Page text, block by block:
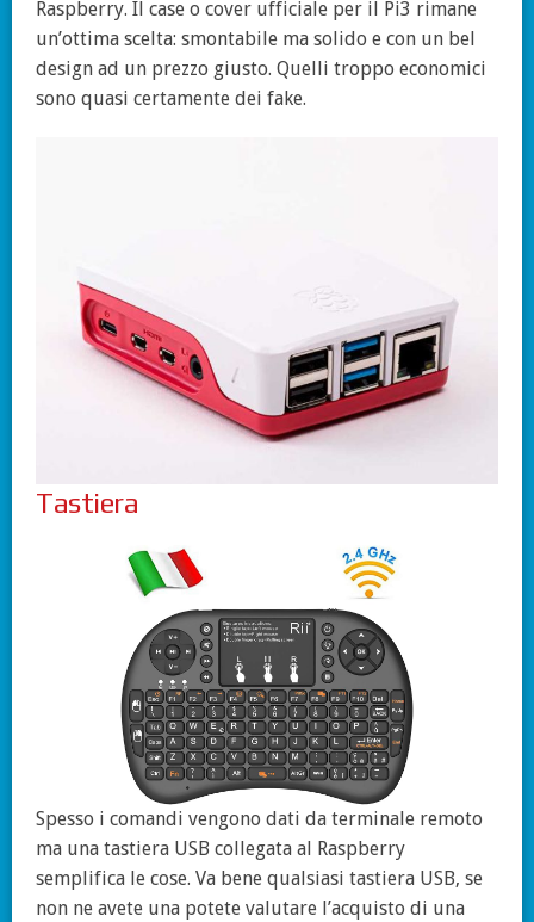
Raspberry. Il case o cover ufficiale per il Pi3 rimane
un’ottima scelta: smontabile ma solido e con un bel
design ad un prezzo giusto. Quelli troppo economici
sono quasi certamente dei fake.
Tastiera
Spesso i comandi vengono dati da terminale remoto
ma una tastiera USB collegata al Raspberry
semplifica le cose. Va bene qualsiasi tastiera USB, se
non ne avete una potete valutare l’acquisto di una